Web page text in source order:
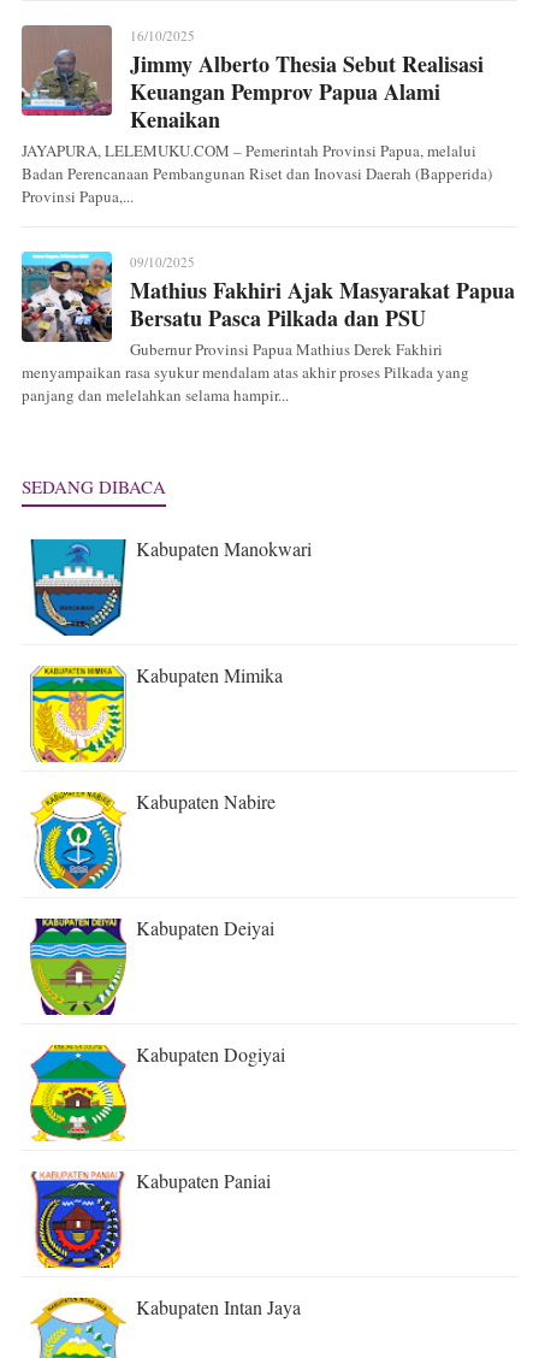
16/10/2025
Jimmy Alberto Thesia Sebut Realisasi
Keuangan Pemprov Papua Alami
Kenaikan
JAYAPURA, LELEMUKU.COM – Pemerintah Provinsi Papua, melalui
Badan Perencanaan Pembangunan Riset dan Inovasi Daerah (Bapperida)
Provinsi Papua,...
09/10/2025
Mathius Fakhiri Ajak Masyarakat Papua
Bersatu Pasca Pilkada dan PSU
Gubernur Provinsi Papua Mathius Derek Fakhiri
menyampaikan rasa syukur mendalam atas akhir proses Pilkada yang
panjang dan melelahkan selama hampir...
SEDANG DIBACA
Kabupaten Manokwari
Kabupaten Mimika
Kabupaten Nabire
Kabupaten Deiyai
Kabupaten Dogiyai
Kabupaten Paniai
Kabupaten Intan Jaya